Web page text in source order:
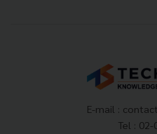
E-mail :
Tel : 02-